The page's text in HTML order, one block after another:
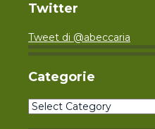
Twitter
Tweet di @abeccaria
Categorie
Categorie